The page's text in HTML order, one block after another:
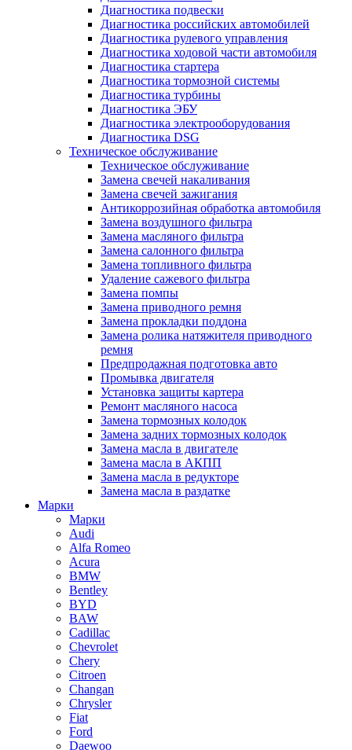
Диагностика подвески
Диагностика российских автомобилей
Диагностика рулевого управления
Диагностика ходовой части автомобиля
Диагностика стартера
Диагностика тормозной системы
Диагностика турбины
Диагностика ЭБУ
Диагностика электрооборудования
Диагностика DSG
Техническое обслуживание
Техническое обслуживание
Замена свечей накаливания
Замена свечей зажигания
Антикоррозийная обработка автомобиля
Замена воздушного фильтра
Замена масляного фильтра
Замена салонного фильтра
Замена топливного фильтра
Удаление сажевого фильтра
Замена помпы
Замена приводного ремня
Замена прокладки поддона
Замена ролика натяжителя приводного
ремня
Предпродажная подготовка авто
Промывка двигателя
Установка защиты картера
Ремонт масляного насоса
Замена тормозных колодок
Замена задних тормозных колодок
Замена масла в двигателе
Замена масла в АКПП
Замена масла в редукторе
Замена масла в раздатке
Марки
Марки
Audi
Alfa Romeo
Acura
BMW
Bentley
BYD
BAW
Cadillac
Chevrolet
Chery
Citroen
Changan
Chrysler
Fiat
Ford
Daewoo